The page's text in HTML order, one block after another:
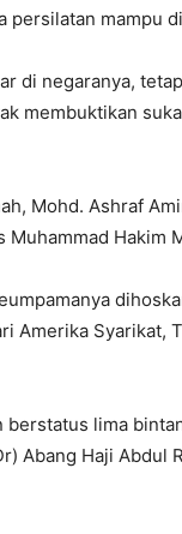
persilatan mampu
di negaranya,
membuktikan
Mohd. Ashraf
Muhammad Hakim
Amerika Syarikat,
berstatus lima
Abang Haji Abdul